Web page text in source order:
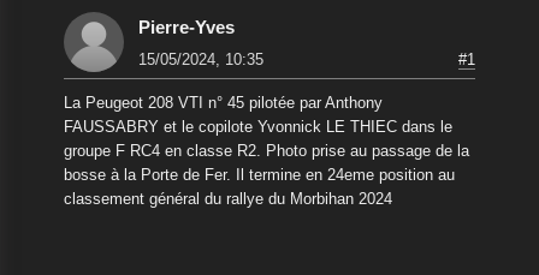
Pierre-Yves
15/05/2024, 10:35 #1
La Peugeot 208 VTI n° 45 pilotée par Anthony
FAUSSABRY et le copilote Yvonnick LE THIEC dans le
groupe F RC4 en classe R2. Photo prise au passage de la
bosse à la Porte de Fer. Il termine en 24eme position au
classement général du rallye du Morbihan 2024